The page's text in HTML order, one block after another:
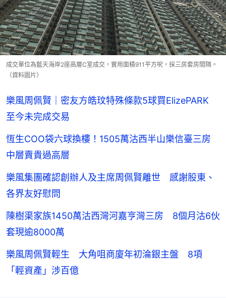
成交單位為藍天海岸2座高層C室成交，實用面積911平方呎，採三房套房間隔。
（資料圖片）
樂風周佩賢｜密友方皓玟特殊條款5球買ElizePARK
至今未完成交易
恆生COO袋六球換樓！1505萬沽西半山樂信臺三房
中層賣貴過高層
樂風集團確認創辦人及主席周佩賢離世 感謝股東、
各界友好慰問
陳樹渠家族1450萬沽西灣河嘉亨灣三房 8個月沽6伙
套現逾8000萬
樂風周佩賢輕生 大角咀商廈年初淪銀主盤 8項
「輕資產」涉百億